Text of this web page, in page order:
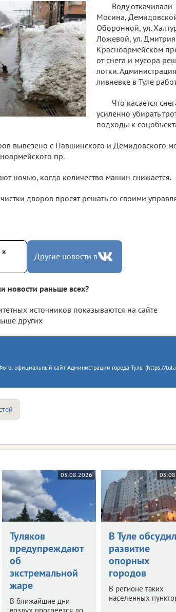
Воду откачивали
Мосина,
Оборонной, ул.
Ложевой, ул.
Красноармейском
от снега и мусора
лотки.
ливневке в Туле
Что касается
усиленно убирать
подходы к
вывезено с Павшинского и Демидовского
пр.
ночью, когда количество машин снижается.
дворов просят решать со своими
Другие новости в
новости раньше всех?
источников показываются на сайте
других
официальный сайт Администрации города Тулы (https://
05.08.2026
Туляков
предупреждают
об
экстремальной
жаре
В ближайшие дни
В Туле
развитие
опорных
городов
В регионе таких
населенных